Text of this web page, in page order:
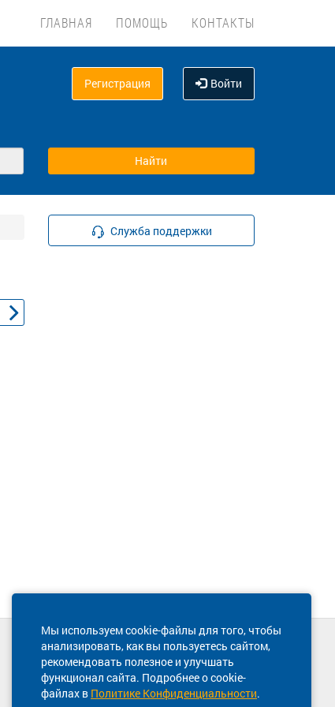
ГЛАВНАЯ ПОМОЩЬ КОНТАКТЫ
Регистрация Войти
Служба поддержки
Мы используем cookie-файлы для того, чтобы
анализировать, как вы пользуетесь сайтом,
рекомендовать полезное и улучшать
функционал сайта. Подробнее о cookie-
файлах в Политике Конфиденциальности.
Техническая поддержка сайта
8 800 600-03-38